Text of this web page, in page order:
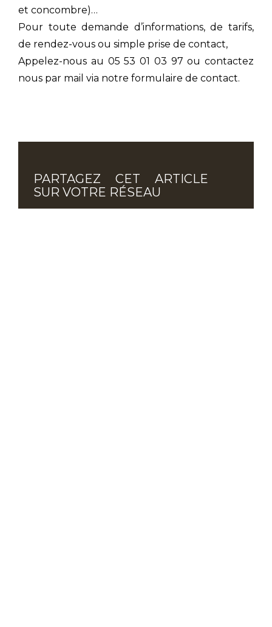
et concombre)…
Pour toute demande d’informations, de tarifs,
de rendez-vous ou simple prise de contact,
Appelez-nous au 05 53 01 03 97 ou contactez
nous par mail via notre formulaire de contact.
PARTAGEZ CET ARTICLE
SUR VOTRE RÉSEAU